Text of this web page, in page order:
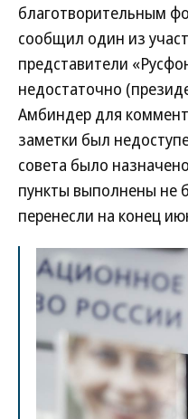
благотворительным
сообщил один из
представители
недостаточно
Амбиндер для
заметки был
совета было
пункты выполнены не
перенесли на конец